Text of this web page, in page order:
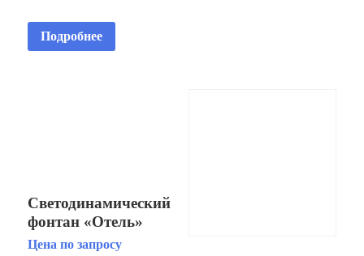
Подробнее
Светодинамический
фонтан «Отель»
Цена по запросу